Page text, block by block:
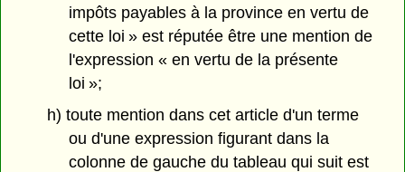
impôts payables à la province en vertu de
cette loi » est réputée être une mention de
l'expression « en vertu de la présente
loi »;
h) toute mention dans cet article d'un terme
ou d'une expression figurant dans la
colonne de gauche du tableau qui suit est